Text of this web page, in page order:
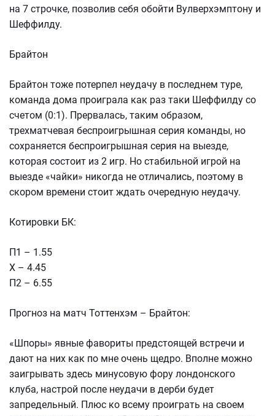
на 7 строчке, позволив себя обойти Вулверхэмптону и
Шеффилду.
Брайтон
Брайтон тоже потерпел неудачу в последнем туре,
команда дома проиграла как раз таки Шеффилду со
счетом (0:1). Прервалась, таким образом,
трехматчевая беспроигрышная серия команды, но
сохраняется беспроигрышная серия на выезде,
которая состоит из 2 игр. Но стабильной игрой на
выезде «чайки» никогда не отличались, поэтому в
скором времени стоит ждать очередную неудачу.
Котировки БК:
П1 – 1.55
Х – 4.45
П2 – 6.55
Прогноз на матч Тоттенхэм – Брайтон:
«Шпоры» явные фавориты предстоящей встречи и
дают на них как по мне очень щедро. Вполне можно
заигрывать здесь минусовую фору лондонского
клуба, настрой после неудачи в дерби будет
запредельный. Плюс ко всему проиграть на своем